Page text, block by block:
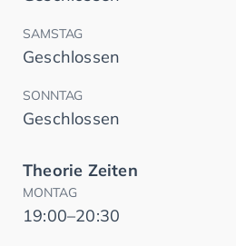
SAMSTAG
Geschlossen
SONNTAG
Geschlossen
Theorie Zeiten
MONTAG
19:00–20:30